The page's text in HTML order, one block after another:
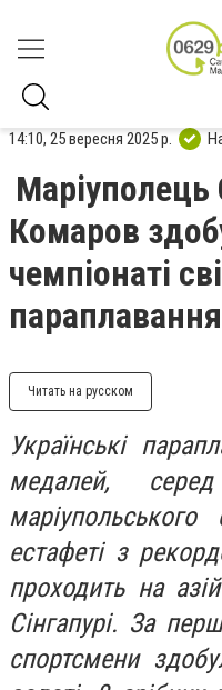
14:10, 25 вересня 2025 р.
Комаров
чемпіонаті
параплавання
Читать на русском
Українські
медалей,
естафеті з
проходить на
Сінгапурі. За
спортсмени